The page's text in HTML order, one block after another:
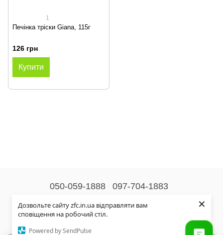
Дозвольте сайту zfc.in.ua відправляти вам
сповіщення на робочий стіл.
Powered by SendPulse
×
1
Печінка тріски Giana, 115г
126 грн
Купити
050-059-1888 097-704-1883
Контактна інформація